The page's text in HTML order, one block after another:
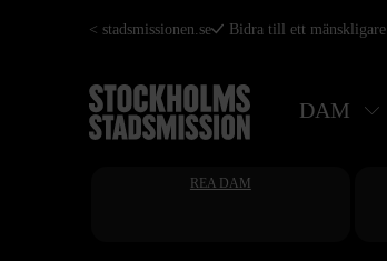
Hoppa
huvudinnehåll
< stadsmissionen.se Bidra till ett
DAM
REA DAM